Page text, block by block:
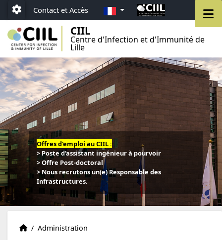
Aller au menu
Aller au contenu
Aller au pied de page
Paramétrage
Contact et Accès FR
CIIL
Centre d'Infection et d'Immunité de
Lille
Offres d'emploi au CIIL :
> Poste d'assistant ingénieur à pourvoir
> Offre Post-doctoral
> Nous recrutons un(e) Responsable des
Infrastructures.
Centre
Accueil
/ Administration